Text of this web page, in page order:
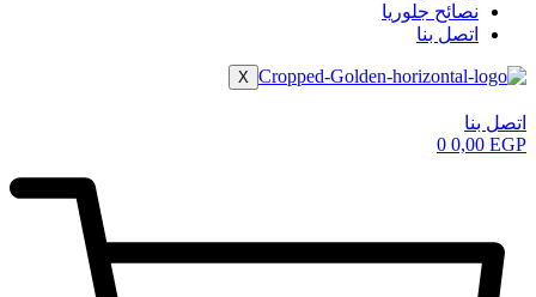
نصائح جلوريا
اتصل بنا
X
اتصل بنا
0,00 EGP
0